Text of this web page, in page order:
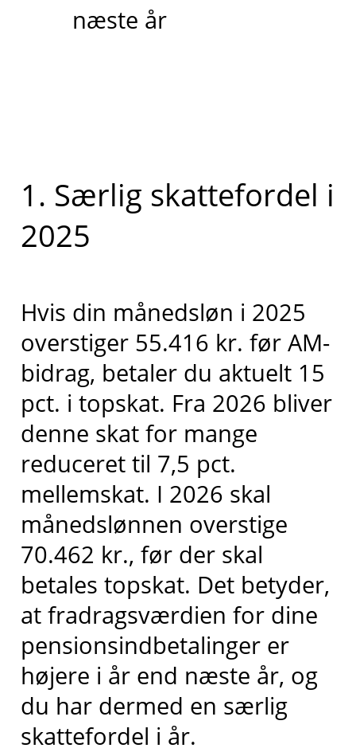
næste år
1. Særlig skattefordel i
2025
Hvis din månedsløn i 2025
overstiger 55.416 kr. før AM-
bidrag, betaler du aktuelt 15
pct. i topskat. Fra 2026 bliver
denne skat for mange
reduceret til 7,5 pct.
mellemskat. I 2026 skal
månedslønnen overstige
70.462 kr., før der skal
betales topskat. Det betyder,
at fradragsværdien for dine
pensionsindbetalinger er
højere i år end næste år, og
du har dermed en særlig
skattefordel i år.